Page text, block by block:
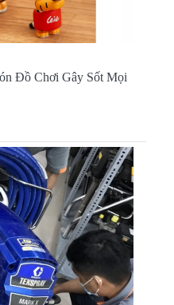
Đồ Chơi Gây Sốt Mọi